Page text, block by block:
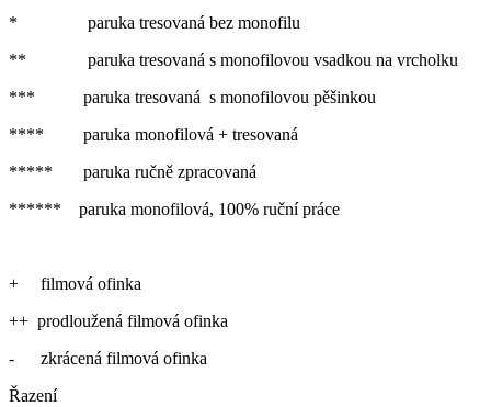
* paruka tresovaná bez monofilu
** paruka tresovaná s monofilovou vsadkou na vrcholku
*** paruka tresovaná s monofilovou pěšinkou
**** paruka monofilová + tresovaná
***** paruka ručně zpracovaná
****** paruka monofilová, 100% ruční práce
+ filmová ofinka
++ prodloužená filmová ofinka
- zkrácená filmová ofinka
Řazení